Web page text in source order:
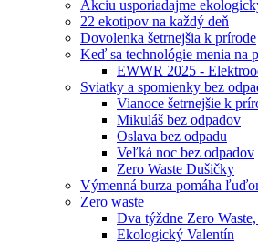
Akciu usporiadajme
22 ekotipov na každý deň
Dovolenka šetrnejšia k prírode
Keď sa technológie menia na
EWWR 2025 -
Sviatky a spomienky bez
Vianoce šetrnejšie k
Mikuláš bez odpadov
Oslava bez odpadu
Veľká noc bez odpadov
Zero Waste Dušičky
Výmenná burza pomáha
Zero waste
Dva týždne Zero
Ekologický Valentín